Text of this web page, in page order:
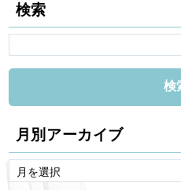
検索
月別アーカイブ